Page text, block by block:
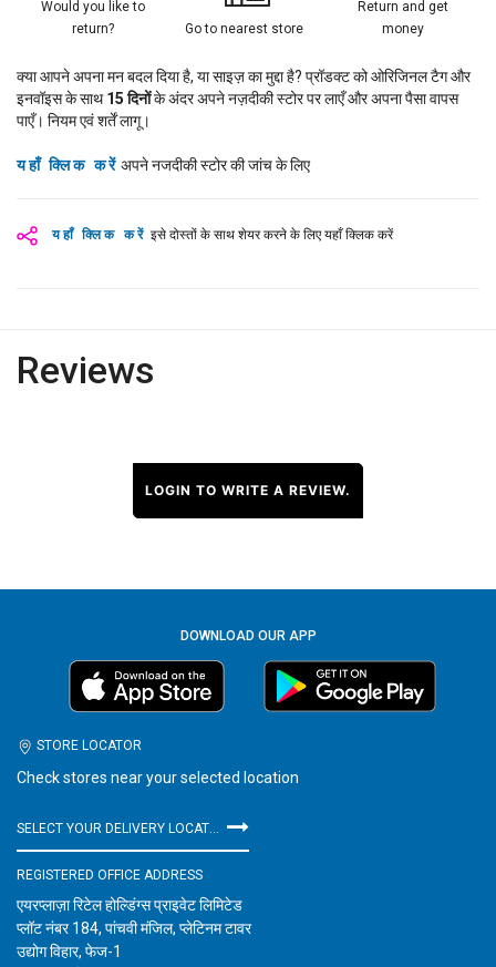
यहाँ क्लिक करें इसे दोस्तों के साथ शेयर करने के लिए यहाँ क्लिक करें
Would you like to
return?
Go to nearest store
Return and get
money
क्या आपने अपना मन बदल दिया है, या साइज़ का मुद्दा है? प्रॉडक्ट को ओरिजिनल टैग और
इनवॉइस के साथ15 दिनोंके अंदर अपने नज़दीकी स्टोर पर लाएँ और अपना पैसा वापस
पाएँ। नियम एवं शर्तें लागू।
यहाँ क्लिक करें अपने नजदीकी स्टोर की जांच के लिए
Reviews
LOGIN TO WRITE A REVIEW.
DOWNLOAD OUR APP
STORE LOCATOR
Check stores near your selected location
REGISTERED OFFICE ADDRESS
एयरप्लाज़ा रिटेल होल्डिंग्स प्राइवेट लिमिटेड
प्लॉट नंबर 184, पांचवी मंजिल, प्लेटिनम टावर
उद्योग विहार, फेज-1